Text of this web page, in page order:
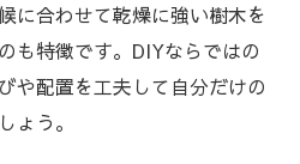
に合わせて乾燥に強い樹木を
も特徴です。DIYならではの
や配置を工夫して自分だけの
ょう。